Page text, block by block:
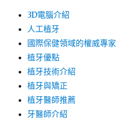
3D電腦介紹
人工植牙
國際保健領域的權威專家
植牙優點
植牙技術介紹
植牙與矯正
植牙醫師推薦
牙醫師介紹